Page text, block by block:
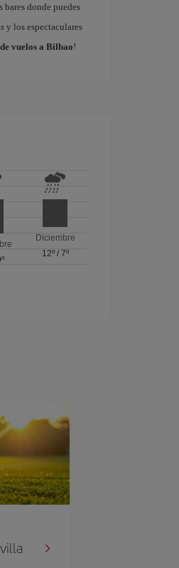
bares donde puedes
y los espectaculares
vuelos a Bilbao!
Diciembre
12º/ 7º